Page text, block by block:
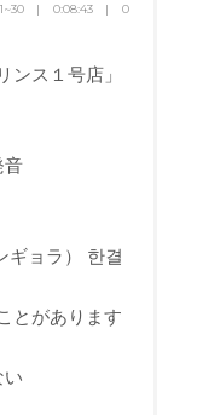
0:08:43
0
ス１号店」
ョラ） 한결
とがあります